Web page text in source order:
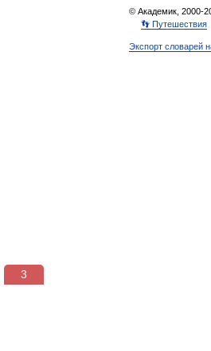
© Академик, 2000-
👣 Путешествия
Экспорт словарей
3